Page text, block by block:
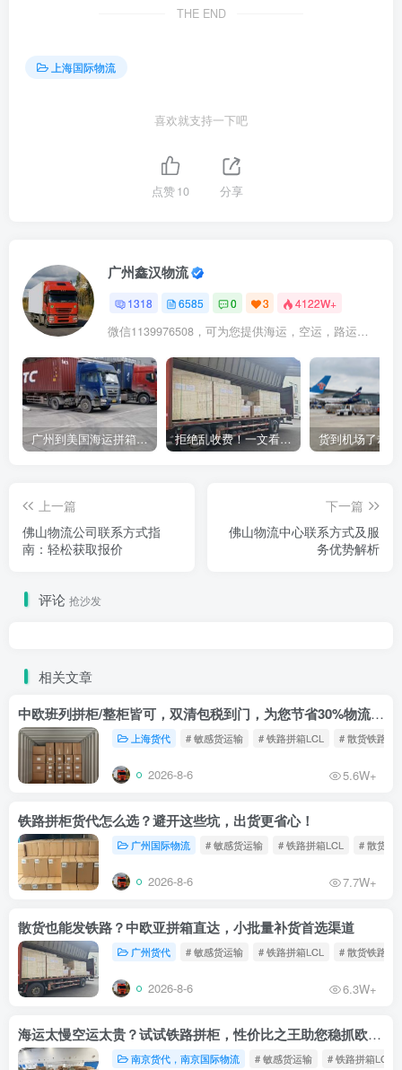
THE END
上海国际物流
喜欢就支持一下吧
点赞10 分享
广州鑫汉物流
1318 6585 0 3 4122W+
微信1139976508，可为您提供海运，空运，路运，铁路运输
广州到美国海运拼箱多少钱？2024年最新运费构成+隐藏费用避坑指南 拒绝乱收费！一文看懂中国货代计费套路，教你避开所有隐形坑
上一篇
佛山物流公司联系方式指
南：轻松获取报价
下一篇
佛山物流中心联系方式及服
务优势解析
评论 抢沙发
相关文章
中欧班列拼柜/整柜皆可，双清包税到门，为您节省30%物流成本！
上海货代 # 敏感货运输 # 铁路拼箱LCL # 散货铁路
2026-8-6 5.6W+
铁路拼柜货代怎么选？避开这些坑，出货更省心！
广州国际物流 # 敏感货运输 # 铁路拼箱LCL # 散货铁
2026-8-6 7.7W+
散货也能发铁路？中欧亚拼箱直达，小批量补货首选渠道
广州货代 # 敏感货运输 # 铁路拼箱LCL # 散货铁路
2026-8-6 6.3W+
海运太慢空运太贵？试试铁路拼柜，性价比之王助您稳抓欧洲市场
南京货代，南京国际物流 # 敏感货运输 # 铁路拼箱LCL